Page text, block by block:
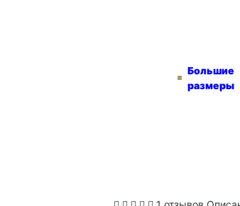
Большие
размеры